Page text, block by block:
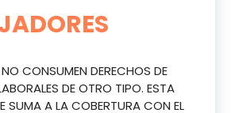
NO CONSUMEN DERECHOS DE
DE OTRO TIPO. ESTA
SUMA A LA COBERTURA CON EL